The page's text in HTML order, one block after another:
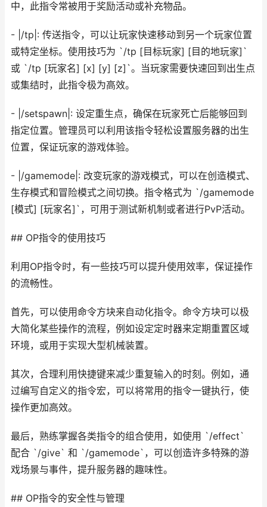
中，此指令常被用于奖励活动或补充物品。
- |/tp|: 传送指令，可以让玩家快速移动到另一个玩家位置
或特定坐标。使用技巧为 `/tp [目标玩家] [目的地玩家]`
或 `/tp [玩家名] [x] [y] [z]`。当玩家需要快速回到出生点
或集结时，此指令极为高效。
- |/setspawn|: 设定重生点，确保在玩家死亡后能够回到
指定位置。管理员可以利用该指令轻松设置服务器的出生
位置，保证玩家的游戏体验。
- |/gamemode|: 改变玩家的游戏模式，可以在创造模式、
生存模式和冒险模式之间切换。指令格式为 `/gamemode
[模式] [玩家名]`，可用于测试新机制或者进行PvP活动。
## OP指令的使用技巧
利用OP指令时，有一些技巧可以提升使用效率，保证操作
的流畅性。
首先，可以使用命令方块来自动化指令。命令方块可以极
大简化某些操作的流程，例如设定定时器来定期重置区域
环境，或用于实现大型机械装置。
其次，合理利用快捷键来减少重复输入的时刻。例如，通
过编写自定义的指令宏，可以将常用的指令一键执行，使
操作更加高效。
最后，熟练掌握各类指令的组合使用，如使用 `/effect`
配合 `/give` 和 `/gamemode`，可以创造许多特殊的游
戏场景与事件，提升服务器的趣味性。
## OP指令的安全性与管理